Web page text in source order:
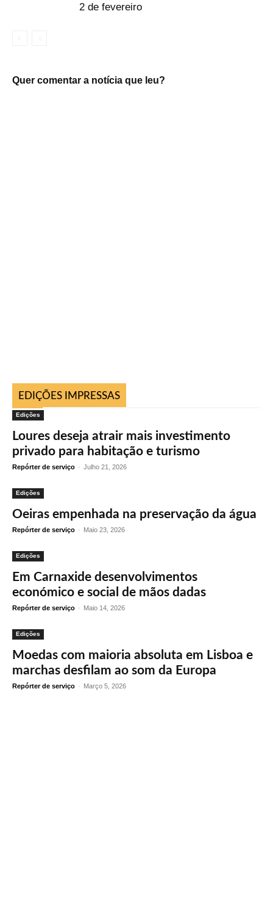
2 de fevereiro
Quer comentar a notícia que leu?
EDIÇÕES IMPRESSAS
Edições
Loures deseja atrair mais investimento
privado para habitação e turismo
Repórter de serviço - Julho 21, 2026
Edições
Oeiras empenhada na preservação da água
Repórter de serviço - Maio 23, 2026
Edições
Em Carnaxide desenvolvimentos
económico e social de mãos dadas
Repórter de serviço - Maio 14, 2026
Edições
Moedas com maioria absoluta em Lisboa e
marchas desfilam ao som da Europa
Repórter de serviço - Março 5, 2026